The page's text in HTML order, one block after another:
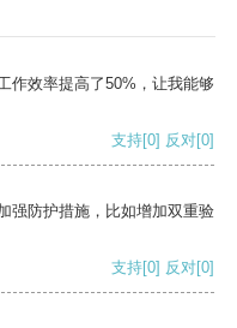
作效率提高了50%，让我能够
支持[0] 反对[0]
强防护措施，比如增加双重验
支持[0] 反对[0]